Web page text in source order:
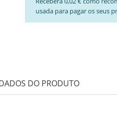
usada para pagar os seus
DO PRODUTO